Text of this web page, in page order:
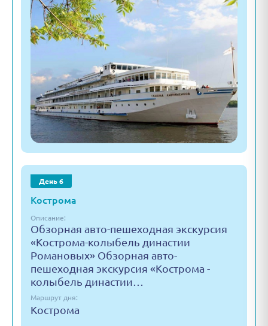
День 6
Кострома
Описание:
Обзорная авто-пешеходная экскурсия
«Кострома-колыбель династии
Романовых» Обзорная авто-
пешеходная экскурсия «Кострома -
колыбель династии…
Маршрут дня:
Кострома